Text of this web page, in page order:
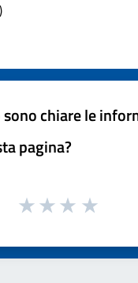
sono chiare le
pagina?